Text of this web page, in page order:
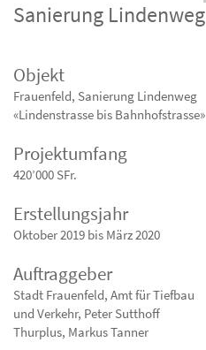
Sanierung Lindenweg
Objekt
Frauenfeld, Sanierung Lindenweg
«Lindenstrasse bis Bahnhofstrasse»
Projektumfang
420’000 SFr.
Erstellungsjahr
Oktober 2019 bis März 2020
Auftraggeber
Stadt Frauenfeld, Amt für Tiefbau
und Verkehr, Peter Sutthoff
Thurplus, Markus Tanner